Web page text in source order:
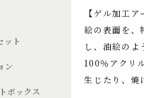
ット
ン
ボックス
【ゲル加工ア
絵の表面を、
し、油絵のよ
100％アクリ
生じたり、焼